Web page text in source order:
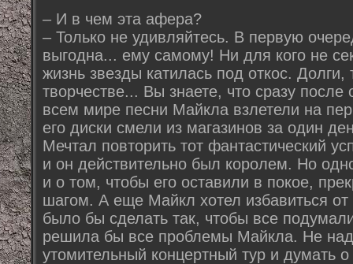
– И в чем эта афера?
– Только не удивляйтесь. В первую
выгодна... ему самому! Ни для кого не
жизнь звезды катилась под откос. Долги,
творчестве... Вы знаете, что сразу
всем мире песни Майкла взлетели на
его диски смели из магазинов за один
Мечтал повторить тот фантастический
и он действительно был королем. Но
и о том, чтобы его оставили в покое,
шагом. А еще Майкл хотел избавиться
было бы сделать так, чтобы все
решила бы все проблемы Майкла. Не
утомительный концертный тур и думать